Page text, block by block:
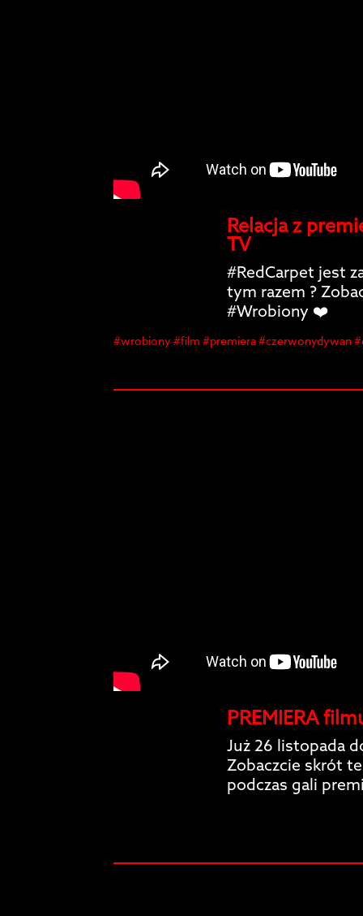
Relacja z
TV
#RedCarpet jest
tym razem ?
#Wrobiony ❤️
#wrobiony #film #premiera #czerwonydywan
PREMIERA
Już 26 listopada
Zobaczcie skrót
podczas gali